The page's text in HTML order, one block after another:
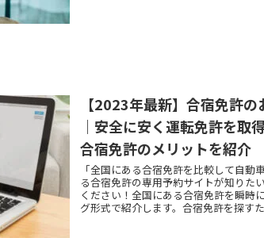
【2023年最新】合宿免許
｜安全に安く運転免許を取
合宿免許のメリットを紹介
「全国にある合宿免許を比較して自
る合宿免許の専用予約サイトが知りた
ください！全国にある合宿免許を瞬時
グ形式で紹介します。合宿免許を探す